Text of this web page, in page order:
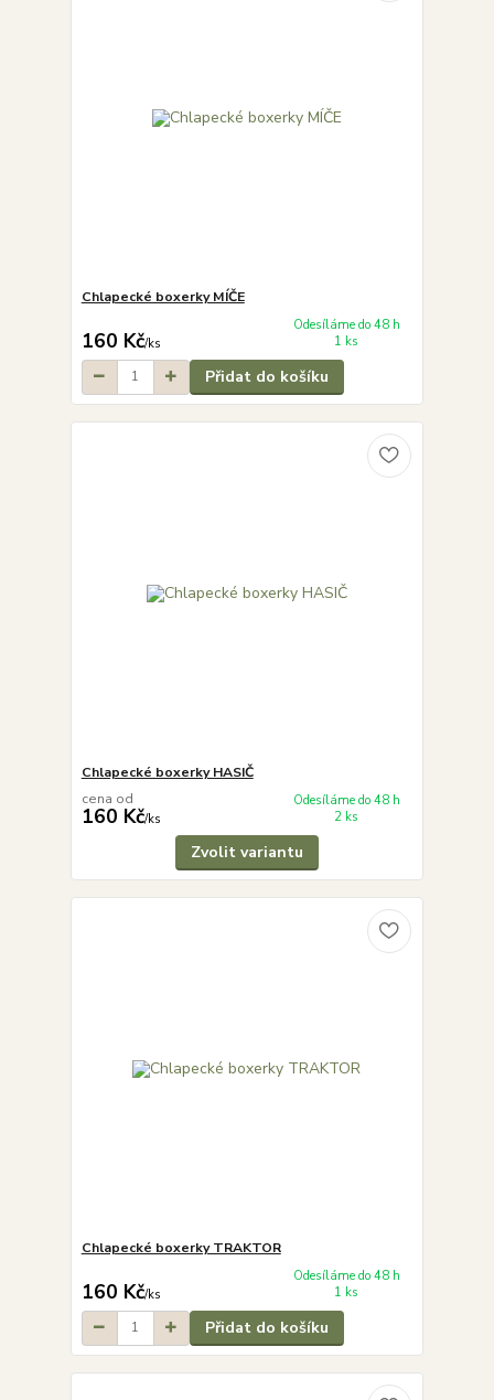
Chlapecké boxerky MÍČE
160 Kč/ks
Odesíláme do 48 h
1 ks
Přidat do košíku
Chlapecké boxerky HASIČ
cena od
160 Kč/ks
Odesíláme do 48 h
2 ks
Zvolit variantu
Chlapecké boxerky TRAKTOR
160 Kč/ks
Odesíláme do 48 h
1 ks
Přidat do košíku